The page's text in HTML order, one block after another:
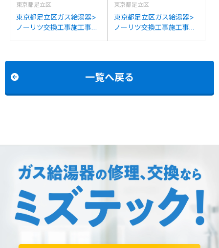
東京都足立区
東京都足立区ガス給湯器>
ノーリツ交換工事施工事
東京都足立区
東京都足立区ガス給湯器>
ノーリツ交換工事施工事
一覧へ戻る